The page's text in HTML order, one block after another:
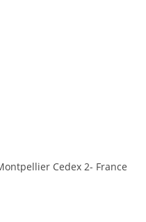
Cedex 2- France